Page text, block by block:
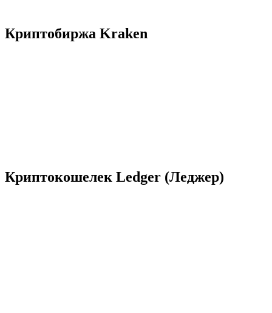
Криптобиржа Kraken
Криптокошелек Ledger (Леджер)